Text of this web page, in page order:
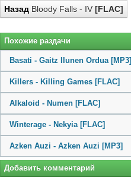
Назад Bloody Falls - IV [FLAC]
Похожие раздачи
Basati - Gaitz Ilunen Ordua [MP3]
Killers - Killing Games [FLAC]
Alkaloid - Numen [FLAC]
Winterage - Nekyia [FLAC]
Azken Auzi - Azken Auzi [MP3]
Добавить комментарий